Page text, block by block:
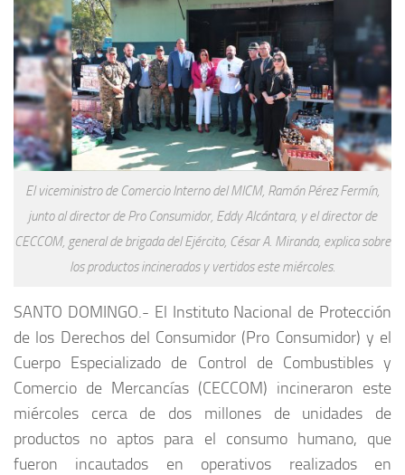
El viceministro de Comercio Interno del MICM, Ramón Pérez Fermín,
junto al director de Pro Consumidor, Eddy Alcántara, y el director de
CECCOM, general de brigada del Ejército, César A. Miranda, explica sobre
los productos incinerados y vertidos este miércoles.
SANTO DOMINGO.- El Instituto Nacional de Protección
de los Derechos del Consumidor (Pro Consumidor) y el
Cuerpo Especializado de Control de Combustibles y
Comercio de Mercancías (CECCOM) incineraron este
miércoles cerca de dos millones de unidades de
productos no aptos para el consumo humano, que
fueron incautados en operativos realizados en